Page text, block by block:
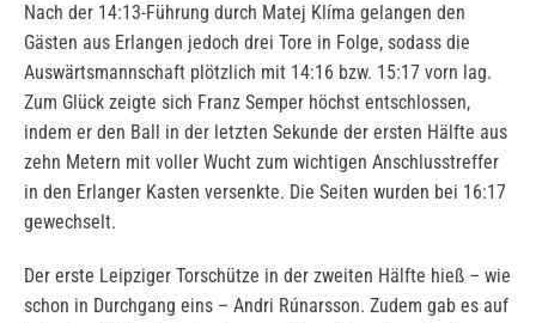
Nach der 14:13-Führung durch Matej Klíma gelangen den
Gästen aus Erlangen jedoch drei Tore in Folge, sodass die
Auswärtsmannschaft plötzlich mit 14:16 bzw. 15:17 vorn lag.
Zum Glück zeigte sich Franz Semper höchst entschlossen,
indem er den Ball in der letzten Sekunde der ersten Hälfte aus
zehn Metern mit voller Wucht zum wichtigen Anschlusstreffer
in den Erlanger Kasten versenkte. Die Seiten wurden bei 16:17
gewechselt.
Der erste Leipziger Torschütze in der zweiten Hälfte hieß – wie
schon in Durchgang eins – Andri Rúnarsson. Zudem gab es auf